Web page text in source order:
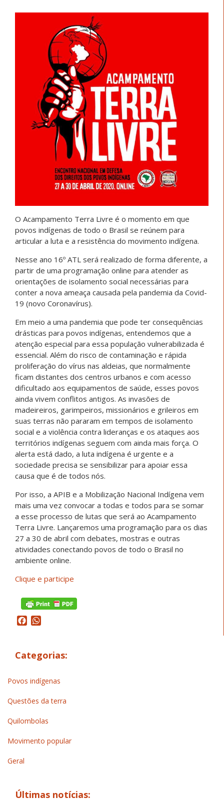
O Acampamento Terra Livre é o momento em que
povos indígenas de todo o Brasil se reúnem para
articular a luta e a resistência do movimento indígena.
Nesse ano 16º ATL será realizado de forma diferente, a
partir de uma programação online para atender as
orientações de isolamento social necessárias para
conter a nova ameaça causada pela pandemia da Covid-
19 (novo Coronavírus).
Em meio a uma pandemia que pode ter consequências
drásticas para povos indígenas, entendemos que a
atenção especial para essa população vulnerabilizada é
essencial. Além do risco de contaminação e rápida
proliferação do vírus nas aldeias, que normalmente
ficam distantes dos centros urbanos e com acesso
dificultado aos equipamentos de saúde, esses povos
ainda vivem conflitos antigos. As invasões de
madeireiros, garimpeiros, missionários e grileiros em
suas terras não pararam em tempos de isolamento
social e a violência contra lideranças e os ataques aos
territórios indígenas seguem com ainda mais força. O
alerta está dado, a luta indígena é urgente e a
sociedade precisa se sensibilizar para apoiar essa
causa que é de todos nós.
Por isso, a APIB e a Mobilização Nacional Indígena vem
mais uma vez convocar a todas e todos para se somar
a esse processo de lutas que será ao Acampamento
Terra Livre. Lançaremos uma programação para os dias
27 a 30 de abril com debates, mostras e outras
atividades conectando povos de todo o Brasil no
ambiente online.
Clique e participe
Facebook
Categorias:
Povos indígenas
Questões da terra
Quilombolas
Movimento popular
Geral
Últimas notícias: